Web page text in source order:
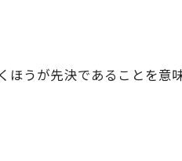
うが先決であることを意